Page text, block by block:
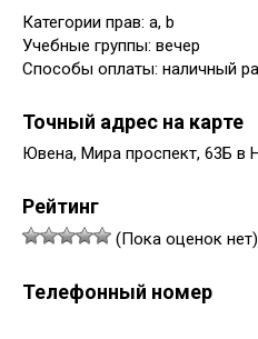
Категории прав: a, b
Учебные группы: вечер
Способы оплаты: наличный
Точный адрес на карте
Ювена, Мира проспект, 63Б в
Рейтинг
(Пока оценок нет)
Телефонный номер